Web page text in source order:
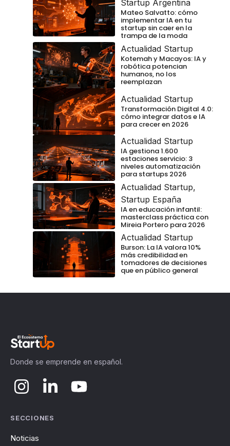
Startup Argentina
Mateo Salvatto: cómo
implementar IA en tu
startup sin caer en la
trampa de la moda
Actualidad Startup
Kotemah y Macayos: IA y
robótica potencian
humanos, no los
reemplazan
Actualidad Startup
Transformación Digital 4.0:
cómo integrar datos e IA
para crecer en 2026
Actualidad Startup
IA gestiona 1.600
estaciones servicio: 3
niveles automatización
para startups 2026
Actualidad Startup,
Startup España
IA en educación infantil:
masterclass práctica con
Mireia Portero para 2026
Actualidad Startup
Burson: La IA valora 10%
más credibilidad en
tomadores de decisiones
que en público general
Donde se emprende en español.
SECCIONES
Noticias